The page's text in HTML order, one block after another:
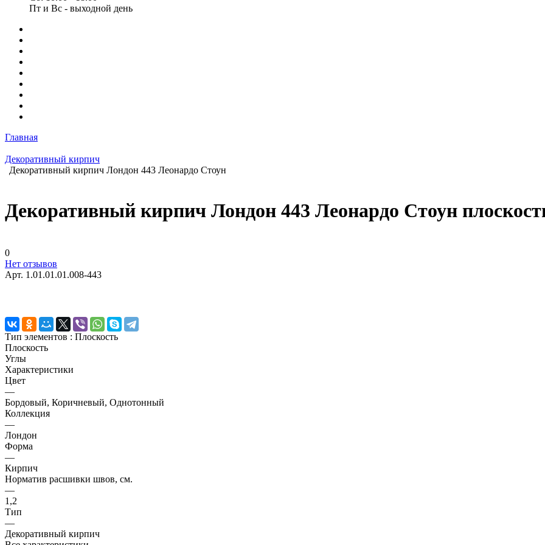
Пт и Вс - выходной день
Главная
Декоративный кирпич
Декоративный кирпич Лондон 443 Леонардо Стоун
Декоративный кирпич Лондон 443 Леонардо Стоун
0
Нет отзывов
Арт. 1.01.01.01.008-443
Тип элементов : Плоскость
Плоскость
Углы
Характеристики
Цвет
—
Бордовый, Коричневый, Однотонный
Коллекция
—
Лондон
Форма
—
Кирпич
Норматив расшивки швов, см.
—
1,2
Тип
—
Декоративный кирпич